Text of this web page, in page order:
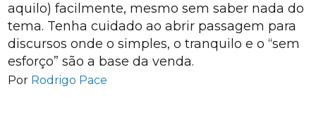
aquilo) facilmente, mesmo sem saber nada do
tema. Tenha cuidado ao abrir passagem para
discursos onde o simples, o tranquilo e o “sem
esforço” são a base da venda.
Por Rodrigo Pace